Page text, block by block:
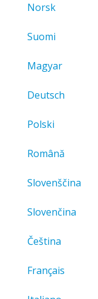
Norsk
Suomi
Magyar
Deutsch
Polski
Română
Slovenščina
Slovenčina
Čeština
Français